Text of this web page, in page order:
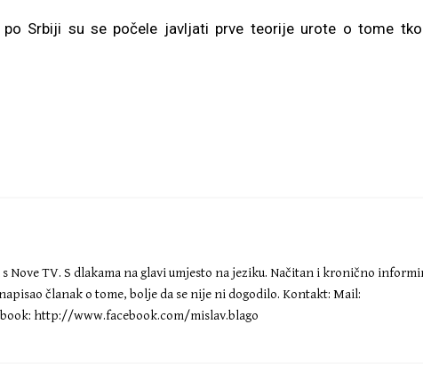
Srbiji su se počele javljati prve teorije urote o tome
Nove TV. S dlakama na glavi umjesto na jeziku. Načitan i kronično
članak o tome, bolje da se nije ni dogodilo. Kontakt: Mail:
http://www.facebook.com/mislav.blago